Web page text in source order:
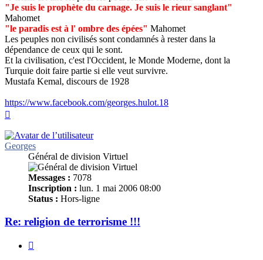
"Je suis le prophète du carnage. Je suis le rieur sanglant"
Mahomet
"le paradis est à l' ombre des épées" Mahomet
Les peuples non civilisés sont condamnés à rester dans la
dépendance de ceux qui le sont.
Et la civilisation, c'est l'Occident, le Monde Moderne, dont la
Turquie doit faire partie si elle veut survivre.
Mustafa Kemal, discours de 1928
https://www.facebook.com/georges.hulot.18
Georges
Général de division Virtuel
Messages : 7078
Inscription : lun. 1 mai 2006 08:00
Status : Hors-ligne
Re: religion de terrorisme !!!